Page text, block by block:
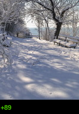
+89